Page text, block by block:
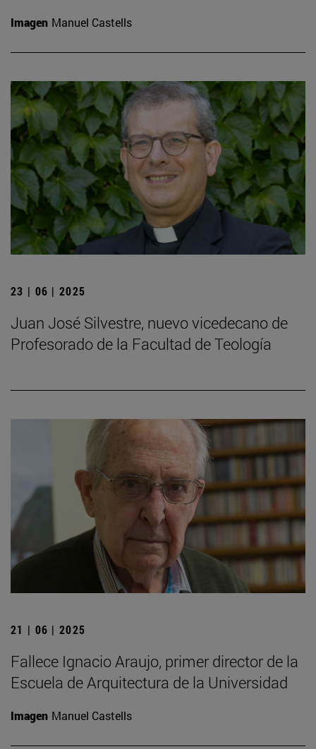
Imagen Manuel Castells
23 | 06 | 2025
Juan José Silvestre, nuevo vicedecano de
Profesorado de la Facultad de Teología
21 | 06 | 2025
Fallece Ignacio Araujo, primer director de la
Escuela de Arquitectura de la Universidad
Imagen Manuel Castells